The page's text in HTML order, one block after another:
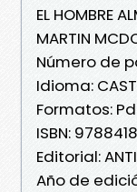
EL HOMBRE
MARTIN
Número de
Idioma:
Formatos:
ISBN:
Editorial:
Año de